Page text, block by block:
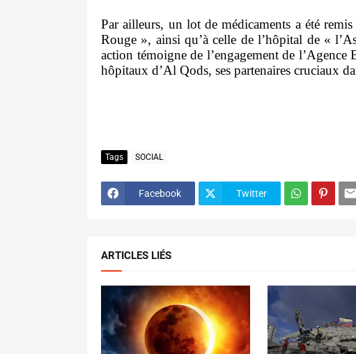
Par ailleurs, un lot de médicaments a été
Rouge », ainsi qu’à celle de l’hôpital de «
action témoigne de l’engagement de
hôpitaux d’Al Qods, ses partenaires cruciaux
Tags SOCIAL
Facebook Twitter
ARTICLES LIÉS